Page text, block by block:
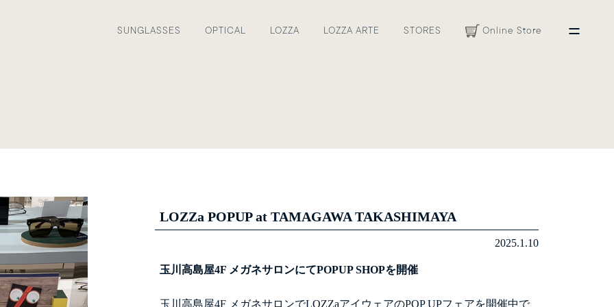
SUNGLASSES OPTICAL LOZZA LOZZA ARTE STORES Online Store
LOZZa POPUP at TAMAGAWA TAKASHIMAYA
2025.1.10
玉川高島屋4F メガネサロンにてPOPUP SHOPを開催
玉川高島屋4F メガネサロンでLOZZaアイウェアのPOP UPフェアを開催中で